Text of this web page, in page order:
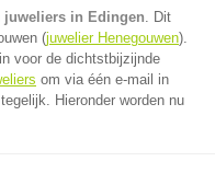
juweliers in Edingen. Dit
(juwelier Henegouwen).
voor de dichtstbijzijnde
om via één e-mail in
Hieronder worden nu